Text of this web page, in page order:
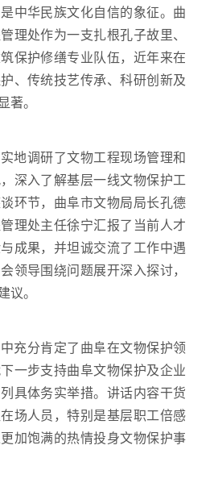
中华民族文化自信的象征。曲
理处作为一支扎根孔子故里、
保护修缮专业队伍，近年来在
、传统技艺传承、科研创新及
著。
地调研了文物工程现场管理和
深入了解基层一线文物保护工
环节，曲阜市文物局局长孔德
理处主任徐宁汇报了当前人才
成果，并坦诚交流了工作中遇
领导围绕问题展开深入探讨，
议。
充分肯定了曲阜在文物保护领
一步支持曲阜文物保护及企业
具体务实举措。讲话内容干货
场人员，特别是基层职工倍感
加饱满的热情投身文物保护事